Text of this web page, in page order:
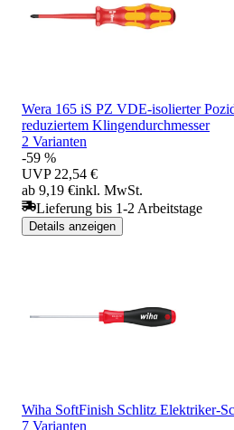
Wera 165 iS PZ VDE-isolierter
reduziertem Klingendurchmesser
2 Varianten
-59 %
UVP 22,54 €
ab 9,19 €inkl. MwSt.
Lieferung bis 1-2 Arbeitstage
Details anzeigen
Wiha SoftFinish Schlitz Elektriker-
7 Varianten